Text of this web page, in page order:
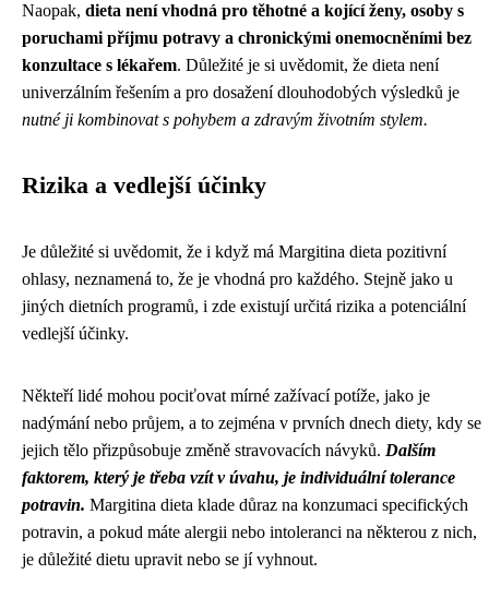
Naopak, dieta není vhodná pro těhotné a kojící ženy, osoby s
poruchami příjmu potravy a chronickými onemocněními bez
konzultace s lékařem. Důležité je si uvědomit, že dieta není
univerzálním řešením a pro dosažení dlouhodobých výsledků je
nutné ji kombinovat s pohybem a zdravým životním stylem.
Rizika a vedlejší účinky
Je důležité si uvědomit, že i když má Margitina dieta pozitivní
ohlasy, neznamená to, že je vhodná pro každého. Stejně jako u
jiných dietních programů, i zde existují určitá rizika a potenciální
vedlejší účinky.
Někteří lidé mohou pociťovat mírné zažívací potíže, jako je
nadýmání nebo průjem, a to zejména v prvních dnech diety, kdy se
jejich tělo přizpůsobuje změně stravovacích návyků. Dalším
faktorem, který je třeba vzít v úvahu, je individuální tolerance
potravin. Margitina dieta klade důraz na konzumaci specifických
potravin, a pokud máte alergii nebo intoleranci na některou z nich,
je důležité dietu upravit nebo se jí vyhnout.